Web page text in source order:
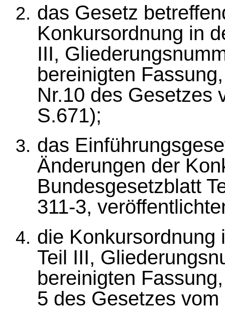
das Gesetz
Konkursordnung in
III,
bereinigten
Nr.10 des Gesetzes
S.671);
das
Änderungen der
Bundesgesetzblatt
311-3,
die Konkursordnung
Teil III,
bereinigten
5 des Gesetzes